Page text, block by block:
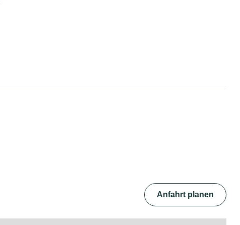
Anfahrt planen